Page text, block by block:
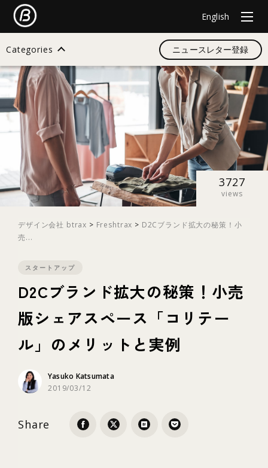
English
Categories
検索
すべて
デザイン
イノベーション
スタートアップ
テクノロジー
ブランディング
ニュースレター登録
3727
views
デザイン会社 btrax > Freshtrax > D2Cブランド拡大の秘策！小
売...
スタートアップ
D2Cブランド拡大の秘策！小売
版シェアスペース「コリテー
ル」のメリットと実例
Yasuko Katsumata
2019/03/12
Share